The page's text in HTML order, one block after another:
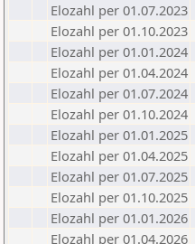
Elozahl per 01.07.2023
Elozahl per 01.10.2023
Elozahl per 01.01.2024
Elozahl per 01.04.2024
Elozahl per 01.07.2024
Elozahl per 01.10.2024
Elozahl per 01.01.2025
Elozahl per 01.04.2025
Elozahl per 01.07.2025
Elozahl per 01.10.2025
Elozahl per 01.01.2026
Elozahl per 01.04.2026